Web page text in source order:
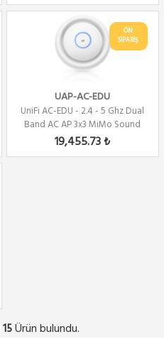
ÖN
SİPARİŞ
UAP-AC-EDU
UniFi AC-EDU - 2.4 - 5 Ghz Dual
Band AC AP 3x3 MiMo Sound
Station
19,455.73 ₺
15Ürün bulundu.